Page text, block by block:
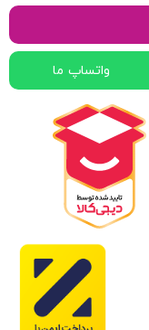
واتساپ ما